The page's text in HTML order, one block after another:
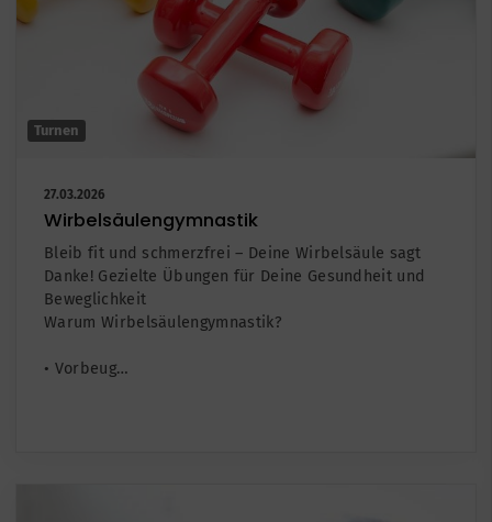
Turnen
27.03.2026
Wirbelsäulengymnastik
Bleib fit und schmerzfrei – Deine Wirbelsäule sagt
Danke! Gezielte Übungen für Deine Gesundheit und
Beweglichkeit
Warum Wirbelsäulengymnastik?
• Vorbeug…